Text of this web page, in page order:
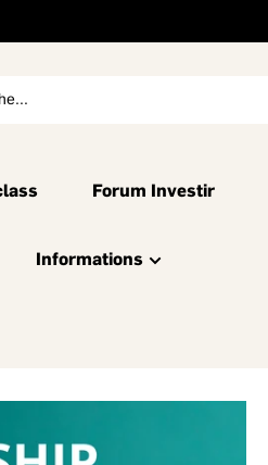
Forum Investir
Informations